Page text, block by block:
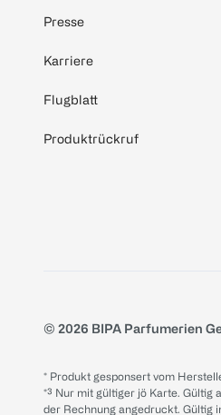
Presse
Karriere
Flugblatt
Produktrückruf
© 2026 BIPA Parfumerien
* Produkt gesponsert vom
*³ Nur mit gültiger jö Karte. Gültig
der Rechnung angedruckt. Gültig